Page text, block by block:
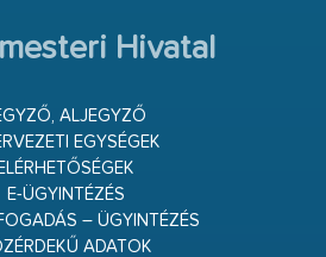
Hivatal
ALJEGYZŐ
EGYSÉGEK
ELÉRHETŐSÉGEK
E-ÜGYINTÉZÉS
– ÜGYINTÉZÉS
ADATOK